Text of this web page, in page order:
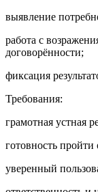
выявление
работа с
договорённости;
фиксация
Требования:
грамотная устная
готовность
уверенный